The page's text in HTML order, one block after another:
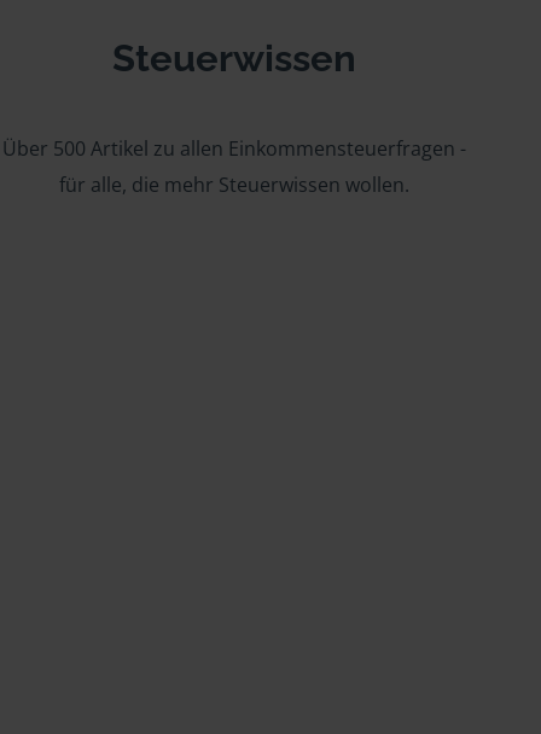
Steuerwissen
Über 500 Artikel zu allen Einkommensteuerfragen -
für alle, die mehr Steuerwissen wollen.